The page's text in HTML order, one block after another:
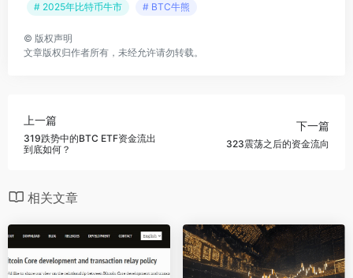
# 2025年比特币牛市
# BTC牛熊
© 版权声明
文章版权归作者所有，未经允许请勿转载。
上一篇
319跌势中的BTC ETF资金流出
到底如何？
下一篇
323震荡之后的资金流向
相关文章